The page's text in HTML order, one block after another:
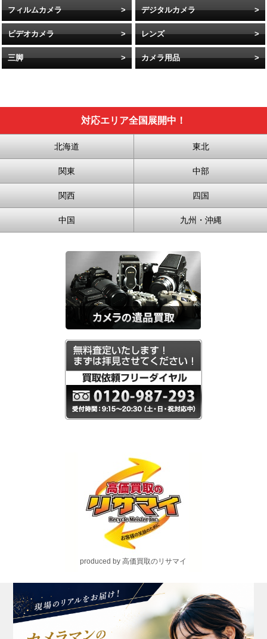
フィルムカメラ デジタルカメラ
ビデオカメラ レンズ
三脚 カメラ用品
対応エリア全国展開中！
北海道 東北
関東 中部
関西 四国
中国 九州・沖縄
produced by 高価買取のリサマイ